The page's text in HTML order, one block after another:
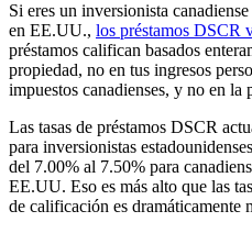
Si eres un inversionista
en EE.UU., los préstamos DSCR
préstamos califican basados
propiedad, no en tus ingresos
impuestos canadienses, y no en la
Las tasas de préstamos DSCR
para inversionistas
del 7.00% al 7.50% para
EE.UU. Eso es más alto que las
de calificación es dramáticamente